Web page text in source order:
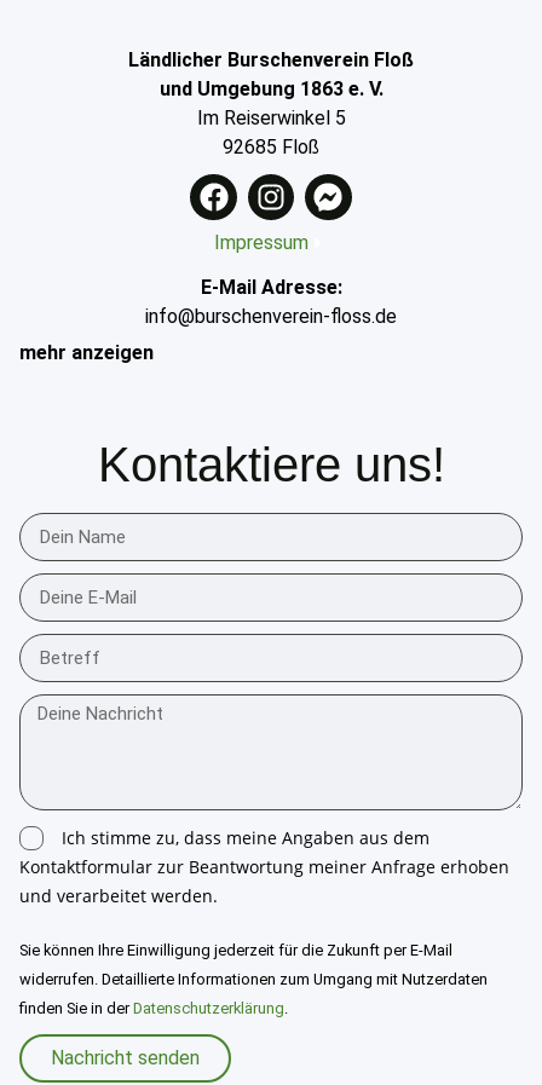
Ländlicher Burschenverein Floß
und Umgebung 1863 e. V.
Im Reiserwinkel 5
92685 Floß
Impressum
E-Mail Adresse:
info@burschenverein-floss.de
mehr anzeigen
Kontaktiere uns!
Ich stimme zu, dass meine Angaben aus dem
Kontaktformular zur Beantwortung meiner Anfrage erhoben
und verarbeitet werden.
Sie können Ihre Einwilligung jederzeit für die Zukunft per E-Mail
widerrufen. Detaillierte Informationen zum Umgang mit Nutzerdaten
finden Sie in derDatenschutzerklärung.
Nachricht senden